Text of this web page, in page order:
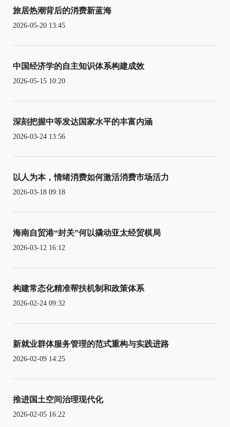
旅居热潮背后的消费新蓝海
2026-05-20 13:45
中国经济学的自主知识体系构建成效
2026-05-15 10:20
深刻把握中等发达国家水平的丰富内涵
2026-03-24 13:56
以人为本，情绪消费如何激活消费市场活力
2026-03-18 09:18
海南自贸港“封关”何以撬动亚太经贸棋局
2026-03-12 16:12
构建常态化精准帮扶机制和政策体系
2026-02-24 09:32
新就业群体服务管理的范式重构与实践进路
2026-02-09 14:25
推进国土空间治理现代化
2026-02-05 16:22